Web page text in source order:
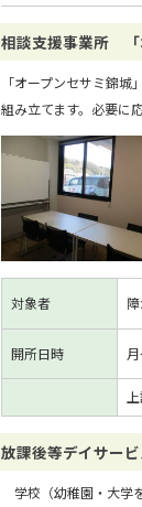
相談支援事業所 「
「オープンセサミ錦
組み立てます。必要に
対象者
開所日時
放課後等デイサービ
学校（幼稚園・大学